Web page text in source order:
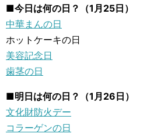
■今日は何の日？（1月25日）
中華まんの日
ホットケーキの日
美容記念日
歯茎の日
■明日は何の日？（1月26日）
文化財防火デー
コラーゲンの日